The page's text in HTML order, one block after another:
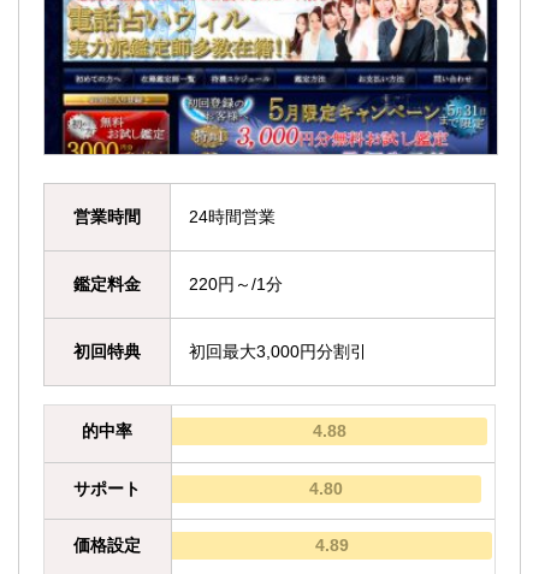
営業時間 24時間営業
鑑定料金 220円～/1分
初回特典 初回最大3,000円分割引
的中率 4.88
サポート 4.80
価格設定 4.89